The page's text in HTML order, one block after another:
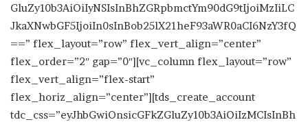
GluZy10b3AiOiIyNSIsInBhZGRpbmctYm90dG9tIjoiMzIiLC
JkaXNwbGF5IjoiIn0sInBob25lX21heF93aWR0aCI6NzY3fQ
==” flex_layout=”row” flex_vert_align=”center”
flex_order=”2″ gap=”0″][vc_column flex_layout=”row”
flex_vert_align=”flex-start”
flex_horiz_align=”center”][tds_create_account
tdc_css=”eyJhbGwiOnsicGFkZGluZy10b3AiOiIzMCIsInBh